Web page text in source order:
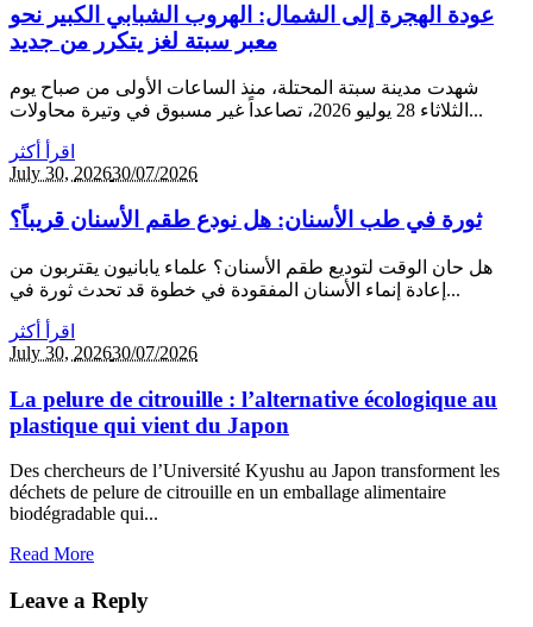
عودة الهجرة إلى الشمال: الهروب الشبابي الكبير نحو
معبر سبتة لغز يتكرر من جديد
شهدت مدينة سبتة المحتلة، منذ الساعات الأولى من صباح يوم
الثلاثاء 28 يوليو 2026، تصاعداً غير مسبوق في وتيرة محاولات...
اقرأ أكثر
July 30, 202630/07/2026
ثورة في طب الأسنان: هل نودع طقم الأسنان قريباً؟
هل حان الوقت لتوديع طقم الأسنان؟ علماء يابانيون يقتربون من
إعادة إنماء الأسنان المفقودة في خطوة قد تحدث ثورة في...
اقرأ أكثر
July 30, 202630/07/2026
La pelure de citrouille : l’alternative écologique au
plastique qui vient du Japon
Des chercheurs de l’Université Kyushu au Japon transforment les
déchets de pelure de citrouille en un emballage alimentaire
biodégradable qui...
Read More
Leave a Reply